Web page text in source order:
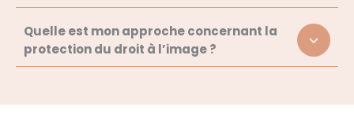
Quelle est mon approche concernant la
protection du droit à l’image ?